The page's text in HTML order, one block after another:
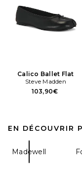
Calico Ballet Flat
Steve Madden
103,90€
EN DÉCOUVRIR
Madewell